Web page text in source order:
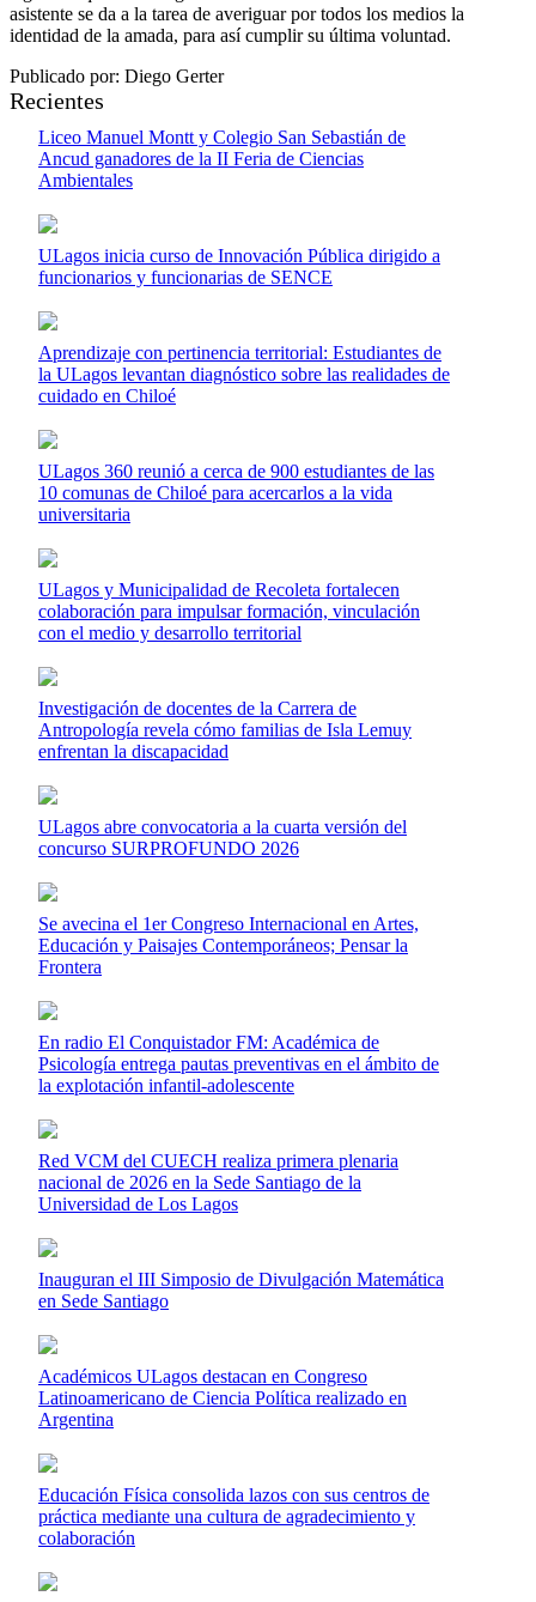
asistente se da a la tarea de averiguar por todos los medios la
identidad de la amada, para así cumplir su última voluntad.
Publicado por: Diego Gerter
Recientes
Liceo Manuel Montt y Colegio San Sebastián de
Ancud ganadores de la II Feria de Ciencias
Ambientales
ULagos inicia curso de Innovación Pública dirigido a
funcionarios y funcionarias de SENCE
Aprendizaje con pertinencia territorial: Estudiantes de
la ULagos levantan diagnóstico sobre las realidades de
cuidado en Chiloé
ULagos 360 reunió a cerca de 900 estudiantes de las
10 comunas de Chiloé para acercarlos a la vida
universitaria
ULagos y Municipalidad de Recoleta fortalecen
colaboración para impulsar formación, vinculación
con el medio y desarrollo territorial
Investigación de docentes de la Carrera de
Antropología revela cómo familias de Isla Lemuy
enfrentan la discapacidad
ULagos abre convocatoria a la cuarta versión del
concurso SURPROFUNDO 2026
Se avecina el 1er Congreso Internacional en Artes,
Educación y Paisajes Contemporáneos; Pensar la
Frontera
En radio El Conquistador FM: Académica de
Psicología entrega pautas preventivas en el ámbito de
la explotación infantil-adolescente
Red VCM del CUECH realiza primera plenaria
nacional de 2026 en la Sede Santiago de la
Universidad de Los Lagos
Inauguran el III Simposio de Divulgación Matemática
en Sede Santiago
Académicos ULagos destacan en Congreso
Latinoamericano de Ciencia Política realizado en
Argentina
Educación Física consolida lazos con sus centros de
práctica mediante una cultura de agradecimiento y
colaboración